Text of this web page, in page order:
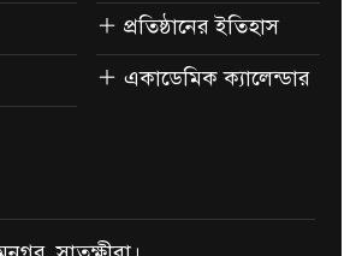
প্রতিষ্ঠানের ইতিহাস
একাডেমিক ক্যালেন্ডার